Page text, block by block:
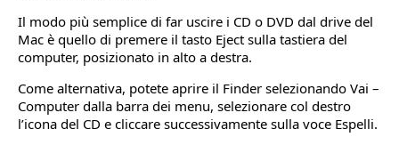
Il modo più semplice di far uscire i CD o DVD dal drive del
Mac è quello di premere il tasto Eject sulla tastiera del
computer, posizionato in alto a destra.
Come alternativa, potete aprire il Finder selezionando Vai –
Computer dalla barra dei menu, selezionare col destro
l’icona del CD e cliccare successivamente sulla voce Espelli.